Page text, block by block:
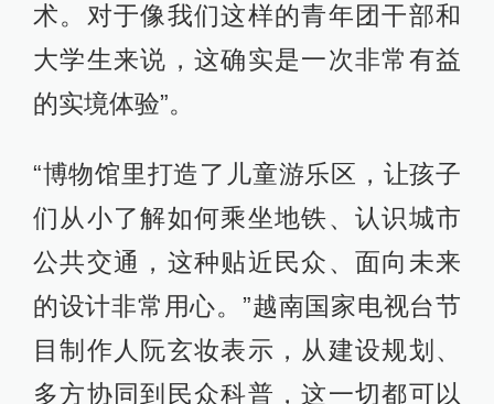
术。对于像我们这样的青年团干部和
大学生来说，这确实是一次非常有益
的实境体验”。
“博物馆里打造了儿童游乐区，让孩子
们从小了解如何乘坐地铁、认识城市
公共交通，这种贴近民众、面向未来
的设计非常用心。”越南国家电视台节
目制作人阮玄妆表示，从建设规划、
多方协同到民众科普，这一切都可以